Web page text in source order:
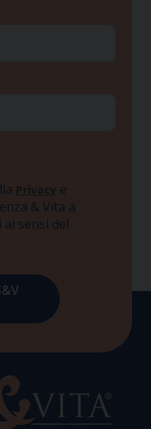
Privacy e
& Vita a
sensi del